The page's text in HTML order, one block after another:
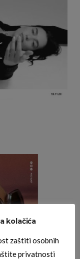
kolačića
zaštiti osobnih
privatnosti